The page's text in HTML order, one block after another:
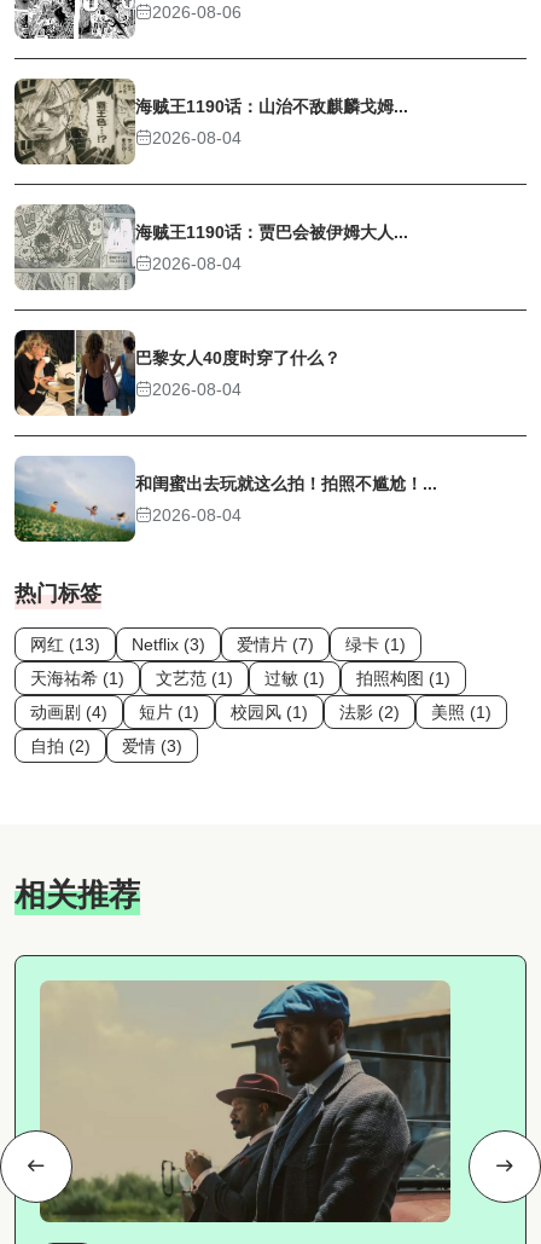
2026-08-06
海贼王1190话：山治不敌麒麟戈姆...
2026-08-04
海贼王1190话：贾巴会被伊姆大人...
2026-08-04
巴黎女人40度时穿了什么？
2026-08-04
和闺蜜出去玩就这么拍！拍照不尴尬！...
2026-08-04
热门标签
网红 (13) Netflix (3) 爱情片 (7)
绿卡 (1)
天海祐希 (1)
文艺范 (1) 过敏 (1)
拍照构图 (1)
动画剧 (4)
短片 (1) 校园风 (1) 法影 (2)
美照 (1)
自拍 (2)
爱情 (3)
相关推荐